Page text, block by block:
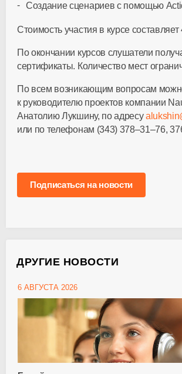
Создание сценариев с помощью
Стоимость участия в курсе составляет
По окончании курсов слушатели
сертификаты. Количество мест
По всем возникающим вопросам
к руководителю проектов компании
Анатолию Лукшину, по адресу
или по телефонам (343) 378–31–76,
Подписаться на новости
ДРУГИЕ НОВОСТИ
6 АВГУСТА 2026